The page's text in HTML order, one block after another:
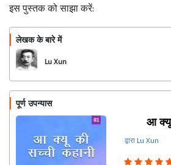
इस पुस्तक को साझा करें:
लेखक के बारे में
Lu Xun
पूर्ण उपन्यास
आ क्यू
द्वारा Lu Xun